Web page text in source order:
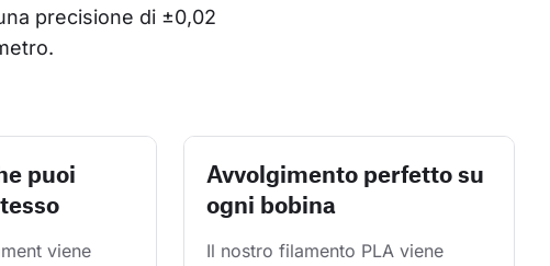
precisione di ±0,02
puoi
viene
Avvolgimento perfetto su
ogni bobina
Il nostro filamento PLA viene